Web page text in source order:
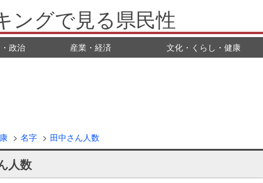
ングで見る県民性
政治 産業・経済 文化・くらし・健康
名字 田中さん人数
人数